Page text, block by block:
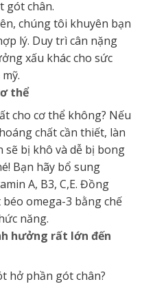
gót chân.
chúng tôi khuyên bạn
lý. Duy trì cân nặng
xấu khác cho sức
thể
cho cơ thể không? Nếu
chất cần thiết, làn
sẽ bị khô và dễ bị bong
Bạn hãy bổ sung
A, B3, C,E. Đồng
omega-3 bằng chế
năng.
hưởng rất lớn đến
hở phần gót chân?